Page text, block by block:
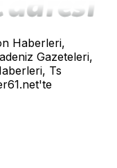
Haberleri,
Gazeteleri,
Ts